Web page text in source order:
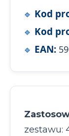
Kod
Kod
EAN:
zestawu: